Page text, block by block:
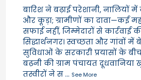
बारिश ने बढ़ाई परेशानी, नालियों में
और कूड़ा; ग्रामीणों का दावा—कई
सफाई नहीं, जिम्मेदारों से कार्रवाई
सिद्धार्थनगर। स्वच्छता और गांवों में
सुविधाओं के सरकारी प्रयासों के
बढ़नी की ग्राम पंचायत
तस्वीरों ने स... See More